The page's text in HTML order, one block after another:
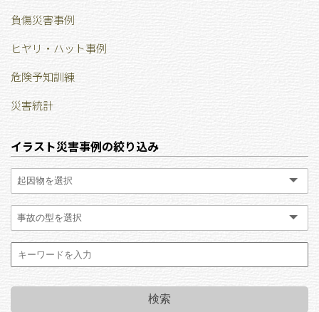
負傷災害事例
ヒヤリ・ハット事例
危険予知訓練
災害統計
イラスト災害事例の絞り込み